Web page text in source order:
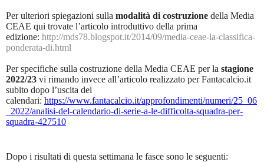
Per ulteriori spiegazioni sulla modalità di costruzione della Media
CEAE qui trovate l’articolo introduttivo della prima
edizione: http://mds78.blogspot.it/2014/09/media-ceae-la-classifica-
ponderata-di.html
Per specifiche sulla costruzione della Media CEAE per la stagione
2022/23 vi rimando invece all’articolo realizzato per Fantacalcio.it
subito dopo l’uscita dei
calendari: https://www.fantacalcio.it/approfondimenti/numeri/25_06
_2022/analisi-del-calendario-di-serie-a-le-difficolta-squadra-per-
squadra-427510
Dopo i risultati di questa settimana le fasce sono le seguenti: